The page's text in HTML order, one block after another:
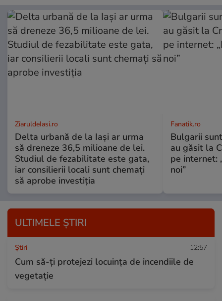
ZiaruldeIasi.ro
Delta urbană de la Iași ar urma
să dreneze 36,5 milioane de lei.
Studiul de fezabilitate este gata,
iar consilierii locali sunt chemați
să aprobe investiția
Fanatik.ro
Bulgarii
au găsit la
pe internet:
noi”
ULTIMELE ȘTIRI
Ştiri 12:57
Cum să-ți protejezi locuința de incendiile de
vegetație